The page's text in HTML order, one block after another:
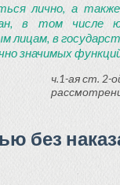
лично, а
в том числе
лицам, в
значимых
ч.1-ая ст. 2-
без